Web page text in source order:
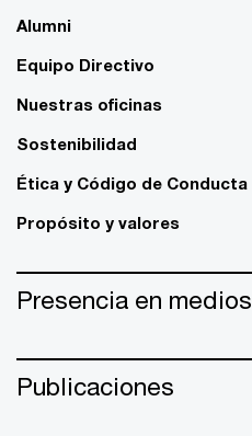
Alumni
Equipo Directivo
Nuestras oficinas
Sostenibilidad
Ética y Código de Conducta
Propósito y valores
Presencia en medios
Publicaciones